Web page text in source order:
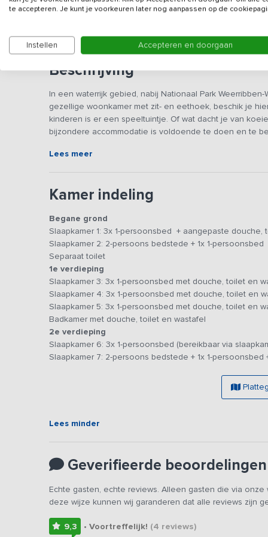
Gegevens van de
Beschrijving
In een waterrijk gebied, nabij Nationaal Park
gezellige woonkamer met zit- en eethoek, beschik je
kinderen is er een speeltuintje. Of wat dacht je van
bijzondere accommodatie is voldoende te doen en te
De gezamenlijke verblijfsruimte voelt aan als een
een lekkere maaltijd te bereiden, zo is er een 6-pits
maar is ook een uitstekende plek om een fanatiek
het genot van een welverdiend drankje, terwijl op de
De vakantieboerderij beschikt over 7 sfeervolle
met een romantische bedstee. De overige 5
de luxe hebben van een eigen badkamer met douche,
comfortabele 1-persoonsbedden en een bedstede, die
nachtrust. Eén badkamer op de begane grond is
Er is een mooi zonnig terras met een robuuste houten
uitzicht over de tuin. Jong en oud kan zich hier uitleven,
boules baan, frisbee korf en een tafeltennistafel.
kalfjes melk geven of geitjes aaien. Hier zul je je niet
Lees meer
Kamer indeling
Begane grond
Slaapkamer 1: 3x 1-persoonsbed + aangepaste
Slaapkamer 2: 2-persoons bedstede + 1x 1-persoonsbed
Separaat toilet
1e verdieping
Slaapkamer 3: 3x 1-persoonsbed met douche, toilet en
Slaapkamer 4: 3x 1-persoonsbed met douche, toilet en
Slaapkamer 5: 3x 1-persoonsbed met douche, toilet en
Badkamer met douche, toilet en wastafel
2e verdieping
Slaapkamer 6: 3x 1-persoonsbed (bereikbaar via
Slaapkamer 7: 2-persoons bedstede + 1x 1-
Lees minder
Geverifieerde beoordelingen
Echte gasten, echte reviews. Alleen gasten die via
deze wijze kunnen wij garanderen dat alle reviews zijn
9,3 • Voortreffelijk! (4 reviews)
te accepteren. Je kunt je voorkeuren later nog aanpassen op de
Instellen Accepteren en doorgaan